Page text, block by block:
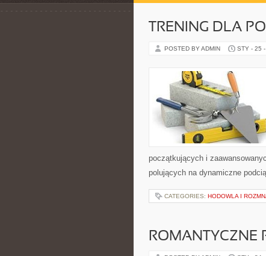
TRENING DLA
POSTED BY ADMIN STY - 25
początkujących i
polujących na dynamiczne
CATEGORIES: HODOWLA I
ROMANTYCZNE